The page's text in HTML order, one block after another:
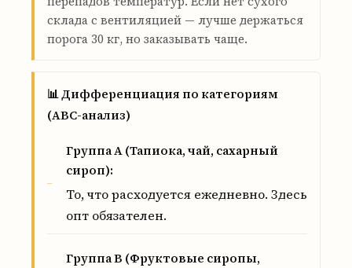
склада с вентиляцией — лучше держаться
порога 30 кг, но заказывать чаще.
📊 Дифференциация по категориям
(ABC-анализ)
Группа А (Тапиока, чай, сахарный
сироп):
То, что расходуется ежедневно. Здесь
опт обязателен.
Группа B (Фруктовые сиропы,